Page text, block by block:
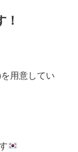
用意してい